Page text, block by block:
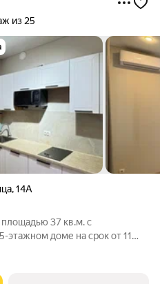
из 25
,14А
площадью 37 кв.м. с
этажном доме на срок от 11
Микроволновка